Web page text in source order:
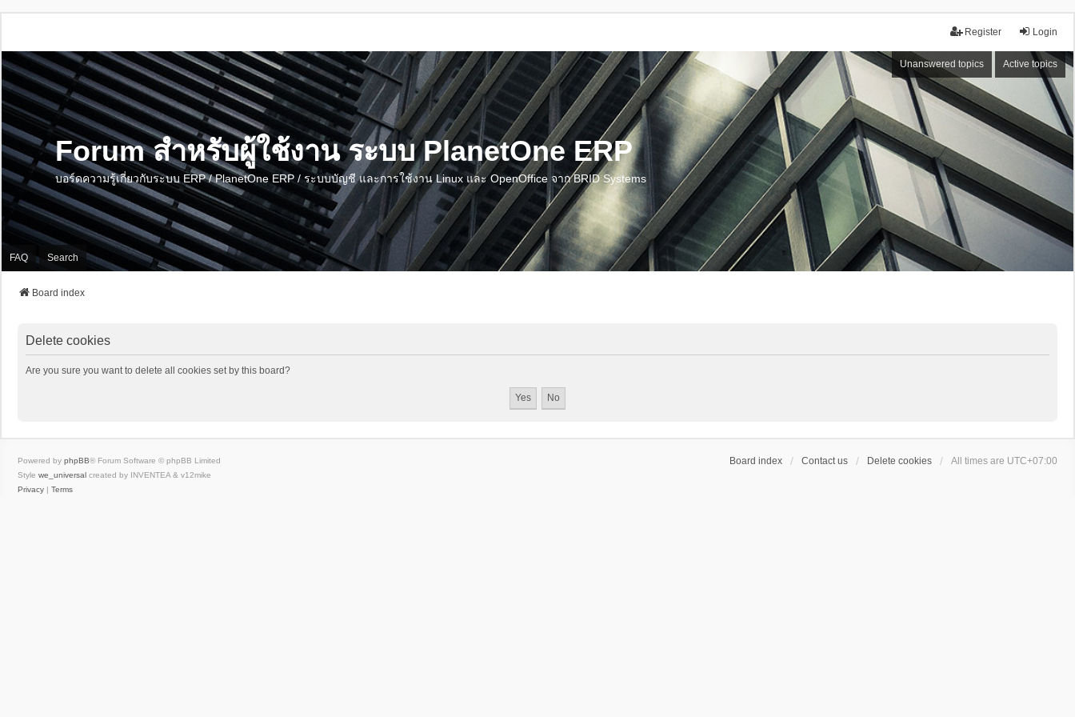
Login
Register
Unanswered topics Active topics
Forum สำหรับผู้ใช้งาน ระบบ PlanetOne ERP
บอร์ดความรู้เกี่ยวกับระบบ ERP / PlanetOne ERP / ระบบบัญชี และการใช้งาน Linux และ OpenOffice จาก BRID Systems
FAQ Search
Board index
Delete cookies
Are you sure you want to delete all cookies set by this board?
Board index Contact us Delete cookies All times are UTC+07:00
Powered by phpBB® Forum Software © phpBB Limited
Style we_universal created by INVENTEA & v12mike
Privacy | Terms